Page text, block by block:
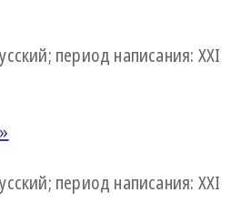
период написания: XXI
период написания: XXI